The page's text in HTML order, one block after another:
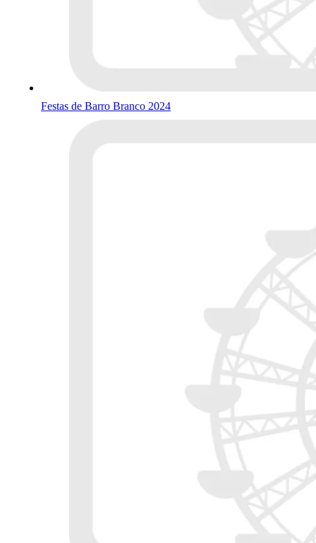
Festas de Barro Branco 2024